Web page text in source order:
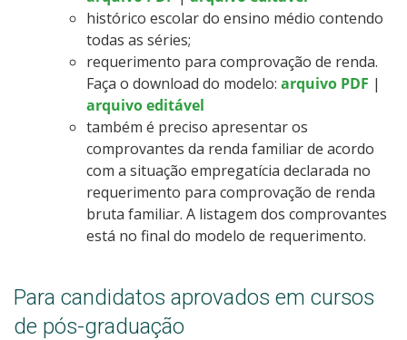
histórico escolar do ensino médio contendo
todas as séries;
requerimento para comprovação de renda.
Faça o download do modelo: arquivo PDF |
arquivo editável
também é preciso apresentar os
comprovantes da renda familiar de acordo
com a situação empregatícia declarada no
requerimento para comprovação de renda
bruta familiar. A listagem dos comprovantes
está no final do modelo de requerimento.
Para candidatos aprovados em cursos
de pós-graduação